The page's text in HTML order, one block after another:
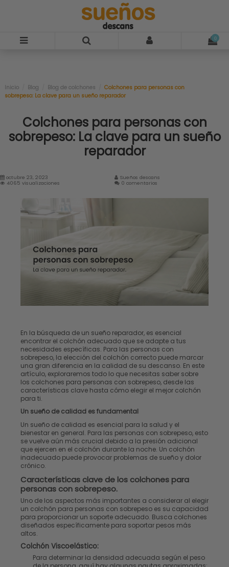
0
Inicio Blog Blog de colchones
Colchones para personas con
sobrepeso: La clave para un sueño reparador
Colchones para personas con
sobrepeso: La clave para un sueño
reparador
octubre 23, 2023
Sueños descans
4065 visualizaciones
0 comentarios
En la búsqueda de un sueño reparador, es esencial
encontrar el colchón adecuado que se adapte a tus
necesidades específicas. Para las personas con
sobrepeso, la elección del colchón correcto puede marcar
una gran diferencia en la calidad de su descanso. En este
artículo, exploraremos todo lo que necesitas saber sobre
los colchones para personas con sobrepeso, desde las
características clave hasta cómo elegir el mejor colchón
para ti.
Un sueño de calidad es fundamental
Un sueño de calidad es esencial para la salud y el
bienestar en general. Para las personas con sobrepeso, esto
se vuelve aún más crucial debido a la presión adicional
que ejercen en el colchón durante la noche. Un colchón
inadecuado puede provocar problemas de sueño y dolor
crónico.
Características clave de los colchones para
personas con sobrepeso.
Uno de los aspectos más importantes a considerar al elegir
un colchón para personas con sobrepeso es su capacidad
para proporcionar un soporte adecuado. Busca colchones
diseñados específicamente para soportar pesos más
altos.
Colchón Viscoelástico:
Para determinar la densidad adecuada según el peso